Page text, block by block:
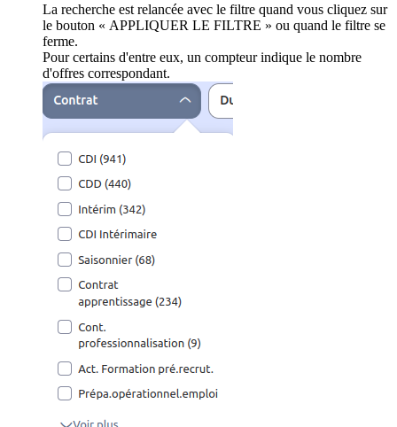
La recherche est relancée avec le filtre quand vous cliquez sur
le bouton « APPLIQUER LE FILTRE » ou quand le filtre se
ferme.
Pour certains d'entre eux, un compteur indique le nombre
d'offres correspondant.